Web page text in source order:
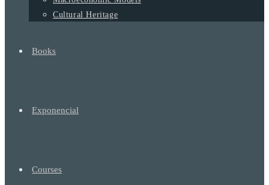
Cultural Heritage
Books
Exponencial
Courses